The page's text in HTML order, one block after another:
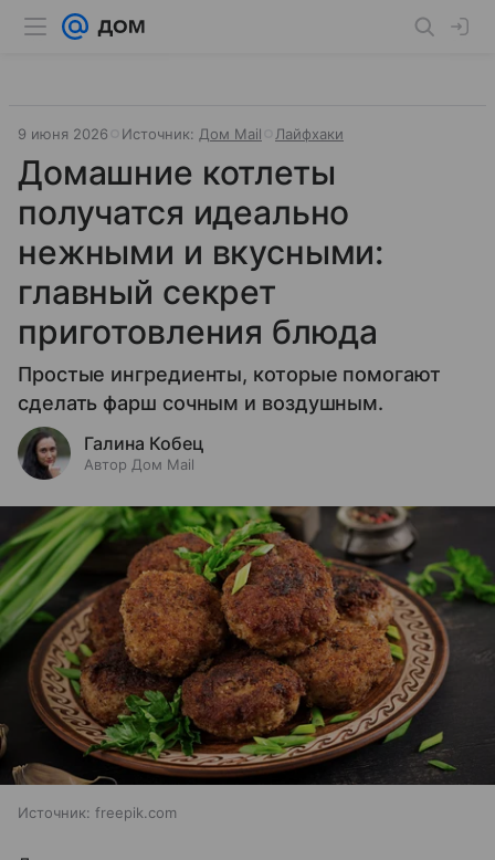
9 июня 2026 Источник: Дом Mail Лайфхаки
Домашние котлеты
получатся идеально
нежными и вкусными:
главный секрет
приготовления блюда
Простые ингредиенты, которые помогают
сделать фарш сочным и воздушным.
Галина Кобец
Автор Дом Mail
Источник: freepik.com